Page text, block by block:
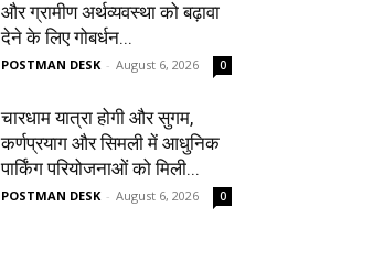
और ग्रामीण अर्थव्यवस्था को बढ़ावा
देने के लिए गोबर्धन...
POSTMAN DESK - August 6, 2026 0
चारधाम यात्रा होगी और सुगम,
कर्णप्रयाग और सिमली में आधुनिक
पार्किंग परियोजनाओं को मिली...
POSTMAN DESK - August 6, 2026 0